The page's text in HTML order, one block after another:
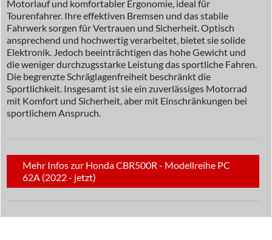
Motorlauf und komfortabler Ergonomie, ideal für
Tourenfahrer. Ihre effektiven Bremsen und das stabile
Fahrwerk sorgen für Vertrauen und Sicherheit. Optisch
ansprechend und hochwertig verarbeitet, bietet sie solide
Elektronik. Jedoch beeinträchtigen das hohe Gewicht und
die weniger durchzugsstarke Leistung das sportliche Fahren.
Die begrenzte Schräglagenfreiheit beschränkt die
Sportlichkeit. Insgesamt ist sie ein zuverlässiges Motorrad
mit Komfort und Sicherheit, aber mit Einschränkungen bei
sportlichem Anspruch.
Mehr Infos zur Honda CBR500R - Modellreihe PC
62A (2022 - jetzt)